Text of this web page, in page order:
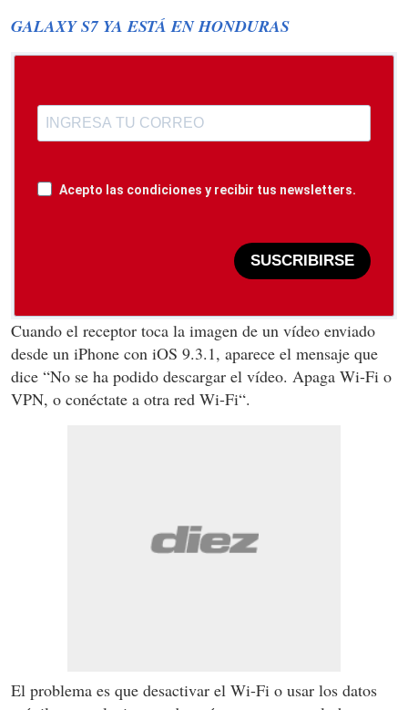
GALAXY S7 YA ESTÁ EN HONDURAS
Acepto las condiciones y recibir tus newsletters.
SUSCRIBIRSE
Cuando el receptor toca la imagen de un vídeo enviado
desde un iPhone con iOS 9.3.1, aparece el mensaje que
dice “No se ha podido descargar el vídeo. Apaga Wi-Fi o
VPN, o conéctate a otra red Wi-Fi“.
El problema es que desactivar el Wi-Fi o usar los datos